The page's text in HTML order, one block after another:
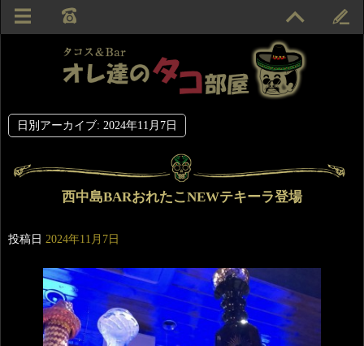
日別アーカイブ: 2024年11月7日
西中島BARおれたこNEWテキーラ登場
投稿日 2024年11月7日